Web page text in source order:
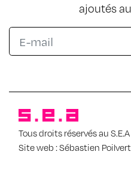
ajoutés
Tous droits réservés au S.E.A
Site web :Sébastien Poilvert